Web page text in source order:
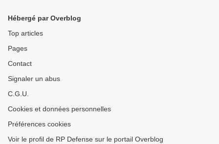
Hébergé par Overblog
Top articles
Pages
Contact
Signaler un abus
C.G.U.
Cookies et données personnelles
Préférences cookies
Voir le profil de RP Defense sur le portail Overblog